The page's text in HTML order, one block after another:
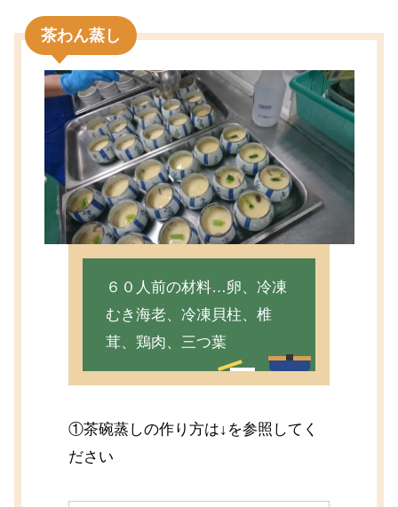
茶わん蒸し
６０人前の材料…卵、冷凍
むき海老、冷凍貝柱、椎
茸、鶏肉、三つ葉
①茶碗蒸しの作り方は↓を参照してく
ださい